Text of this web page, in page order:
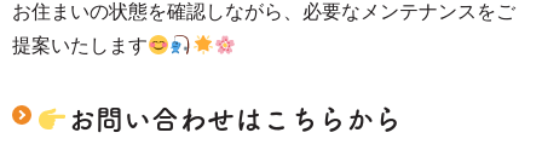
お住まいの状態を確認しながら、必要なメンテナンスをご
提案いたします
お問い合わせはこちらから